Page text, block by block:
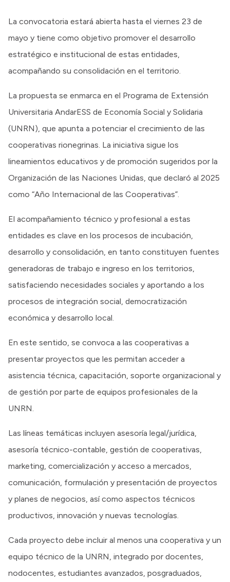
La convocatoria estará abierta hasta el viernes 23 de
mayo y tiene como objetivo promover el desarrollo
estratégico e institucional de estas entidades,
acompañando su consolidación en el territorio.
La propuesta se enmarca en el Programa de Extensión
Universitaria AndarESS de Economía Social y Solidaria
(UNRN), que apunta a potenciar el crecimiento de las
cooperativas rionegrinas. La iniciativa sigue los
lineamientos educativos y de promoción sugeridos por la
Organización de las Naciones Unidas, que declaró al 2025
como “Año Internacional de las Cooperativas”.
El acompañamiento técnico y profesional a estas
entidades es clave en los procesos de incubación,
desarrollo y consolidación, en tanto constituyen fuentes
generadoras de trabajo e ingreso en los territorios,
satisfaciendo necesidades sociales y aportando a los
procesos de integración social, democratización
económica y desarrollo local.
En este sentido, se convoca a las cooperativas a
presentar proyectos que les permitan acceder a
asistencia técnica, capacitación, soporte organizacional y
de gestión por parte de equipos profesionales de la
UNRN.
Las líneas temáticas incluyen asesoría legal/jurídica,
asesoría técnico-contable, gestión de cooperativas,
marketing, comercialización y acceso a mercados,
comunicación, formulación y presentación de proyectos
y planes de negocios, así como aspectos técnicos
productivos, innovación y nuevas tecnologías.
Cada proyecto debe incluir al menos una cooperativa y un
equipo técnico de la UNRN, integrado por docentes,
nodocentes, estudiantes avanzados, posgraduados,